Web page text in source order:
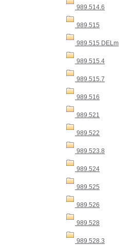
989.514.6
989.515
989.515 DELm
989.515.4
989.515.7
989.516
989.521
989.522
989.523.8
989.524
989.525
989.526
989.528
989.528.3